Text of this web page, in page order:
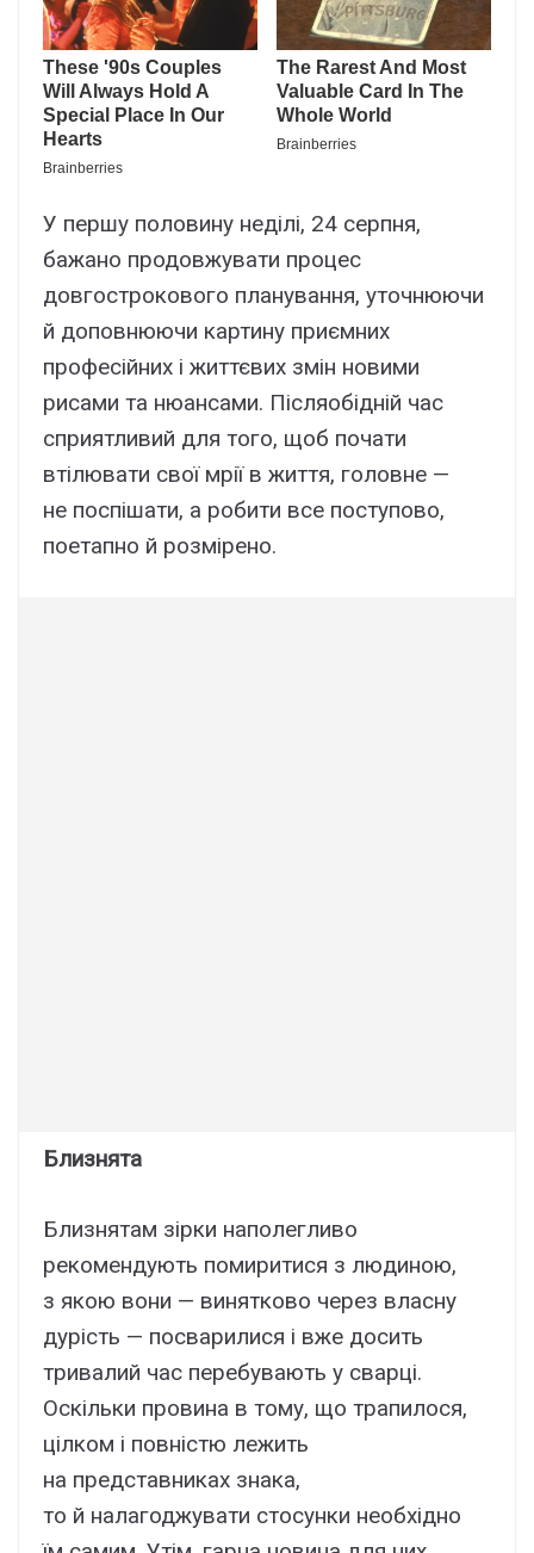
У першу половину неділі, 24 серпня,
бажано продовжувати процес
довгострокового планування, уточнюючи
й доповнюючи картину приємних
професійних і життєвих змін новими
рисами та нюансами. Післяобідній час
сприятливий для того, щоб почати
втілювати свої мрії в життя, головне —
не поспішати, а робити все поступово,
поетапно й розмірено.
Близнята
Близнятам зірки наполегливо
рекомендують помиритися з людиною,
з якою вони — винятково через власну
дурість — посварилися і вже досить
тривалий час перебувають у сварці.
Оскільки провина в тому, що трапилося,
цілком і повністю лежить
на представниках знака,
то й налагоджувати стосунки необхідно